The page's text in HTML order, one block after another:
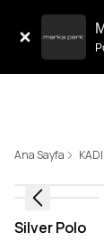
Ana Sayfa
Silver Polo